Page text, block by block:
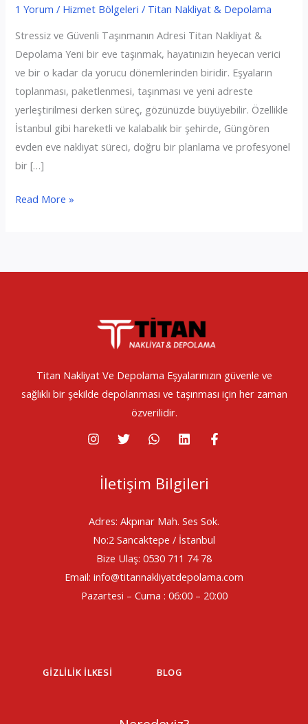
1 Yorum / Hizmet Bölgeleri / Titan Nakliyat & Depolama
Stressiz ve Güvenli Taşınmanın Adresi Titan Nakliyat &
Depolama Yeni bir eve taşınmak, hayatınızın heyecan verici
ve bir o kadar da yorucu dönemlerinden biridir. Eşyaların
toplanması, paketlenmesi, taşınması ve yeni adreste
yerleştirilmesi derken süreç, gözünüzde büyüyebilir. Özellikle
İstanbul gibi hareketli ve kalabalık bir şehirde, Güngören
evden eve nakliyat süreci, doğru bir planlama ve profesyonel
bir […]
Güngören
Read More »
Titan Nakliyat Ve Depolama Eşyalarınızın güvenle ve
sağlıklı bir şekilde depolanması ve taşınması için her zaman
özverilidir.
İletişim Bilgileri
Adres: Akpınar Mah. Ses Sok.
No:2 Sancaktepe / İstanbul
Bize Ulaş: 0530 711 74 78
Email: info@titannakliyatdepolama.com
Pazartesi – Cuma : 06:00 – 20:00
GIZLILIK İLKESI BLOG